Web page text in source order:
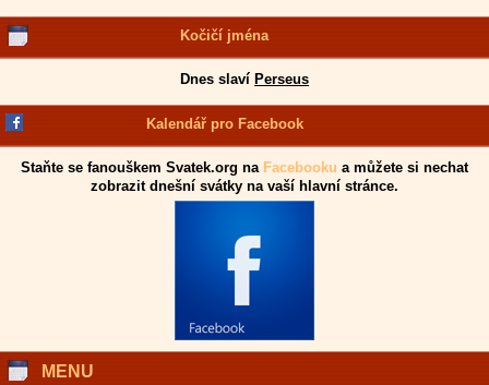
Kočičí jména
Dnes slaví Perseus
Kalendář pro Facebook
Staňte se fanouškem Svatek.org na Facebooku a můžete si nechat
zobrazit dnešní svátky na vaší hlavní stránce.
MENU